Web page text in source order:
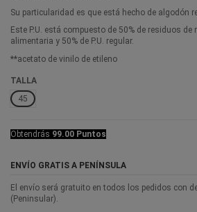
Su particularidad es que está hecho de algodón
Este P.U. está compuesto de 50% de residuos
alimentaria y 50% de P.U. regular.
**acetato de vinilo de etileno
TALLA
45
Obtendrás 99.00 Puntos
ENVÍO GRATIS A PENÍNSULA
El envío será gratuito en todos los pedidos con
(Peninsular).